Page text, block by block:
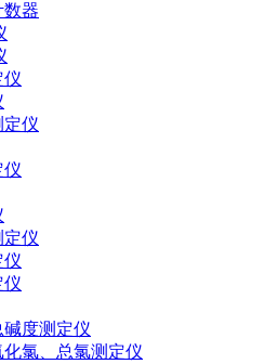
数器
仪
定仪
仪
定仪
仪
仪
度测定仪
氯、总氯测定仪